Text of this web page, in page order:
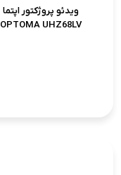
ویدئو پروژکتور اپتما
OPTOMA UHZ68LV